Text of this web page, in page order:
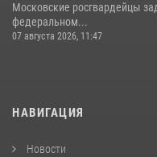
Московские росгвардейцы
федеральном...
07 августа 2026, 11:47
НАВИГАЦИЯ
Новости